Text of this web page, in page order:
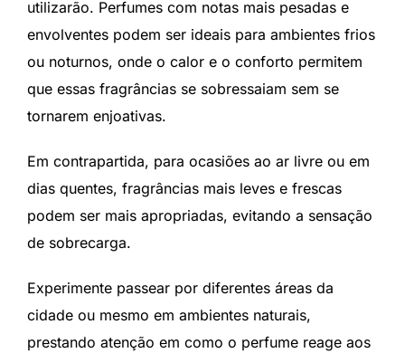
utilizarão. Perfumes com notas mais pesadas e
envolventes podem ser ideais para ambientes frios
ou noturnos, onde o calor e o conforto permitem
que essas fragrâncias se sobressaiam sem se
tornarem enjoativas.
Em contrapartida, para ocasiões ao ar livre ou em
dias quentes, fragrâncias mais leves e frescas
podem ser mais apropriadas, evitando a sensação
de sobrecarga.
Experimente passear por diferentes áreas da
cidade ou mesmo em ambientes naturais,
prestando atenção em como o perfume reage aos